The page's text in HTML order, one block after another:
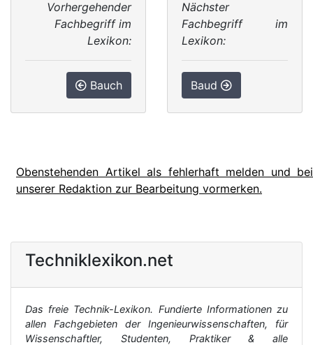
Vorhergehender
Fachbegriff im
Lexikon:
Bauch
Nächster
Fachbegriff im
Lexikon:
Baud
Obenstehenden Artikel als fehlerhaft melden und bei
unserer Redaktion zur Bearbeitung vormerken.
Techniklexikon.net
Das freie Technik-Lexikon. Fundierte Informationen zu
allen Fachgebieten der Ingenieurwissenschaften, für
Wissenschaftler, Studenten, Praktiker & alle